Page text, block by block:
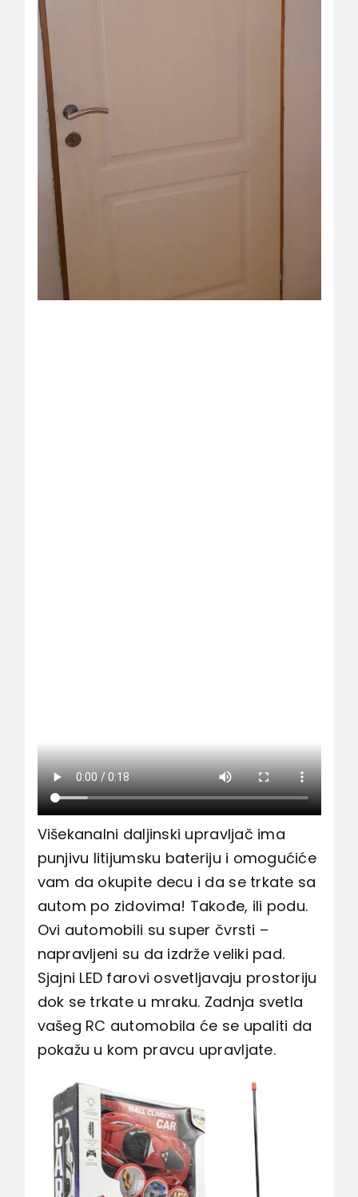
Višekanalni daljinski upravljač ima
punjivu litijumsku bateriju i omogućiće
vam da okupite decu i da se trkate sa
autom po zidovima! Takođe, ili podu.
Ovi automobili su super čvrsti –
napravljeni su da izdrže veliki pad.
Sjajni LED farovi osvetljavaju prostoriju
dok se trkate u mraku. Zadnja svetla
vašeg RC automobila će se upaliti da
pokažu u kom pravcu upravljate.